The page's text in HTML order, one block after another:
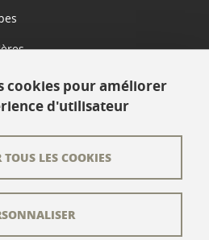
cookies pour améliorer
d'utilisateur
TOUS LES COOKIES